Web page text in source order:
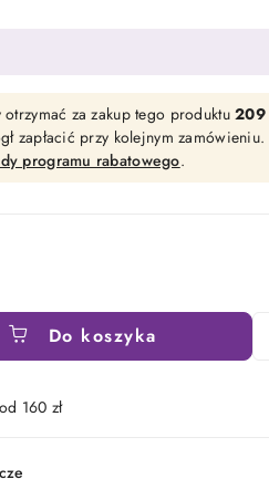
otrzymać za zakup tego produktu209
zapłacić przy kolejnym zamówieniu.
programu rabatowego.
Do koszyka
160 zł